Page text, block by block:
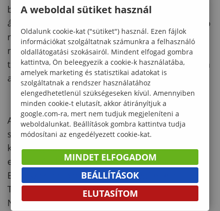
biztosításáért folyik, ami motiválja a stabil
állásban lévő kutatókat a megmérettetésben való
részvételre. Sikeres pályázat esetén lehetőség
nyílik doktoranduszok alkalmazására, ezáltal a
tudás átadására a jövő generációjának, biztosítva
a tudományos közösség épülését.
Az NKKP szabályainak hátterében húzódó
stratégiai elképzelések az érintett kutatói
közösség különböző csoportjaival történt
egyeztetések alapján kerültek meghatározásra.
Ezen szakmai párbeszéd hozzásegítette a
Tanácsot stratégiai céljainak tisztázásában, az
NKKP víziójának megszilárdításában.
A weboldal sütiket használ
Oldalunk cookie-kat ("sütiket") használ. Ezen fájlok
információkat szolgáltatnak számunkra a felhasználó
oldallátogatási szokásairól. Mindent elfogad gombra
kattintva, Ön beleegyezik a cookie-k használatába,
amelyek marketing és statisztikai adatokat is
szolgáltatnak a rendszer használatához
elengedhetetlenül szükségeseken kívül. Amennyiben
minden cookie-t elutasít, akkor átirányítjuk a
google.com-ra, mert nem tudjuk megjeleníteni a
weboldalunkat. Beállítások gombra kattintva tudja
módosítani az engedélyezett cookie-kat.
MINDET ELFOGADOM
BEÁLLÍTÁSOK
ELUTASÍTOM